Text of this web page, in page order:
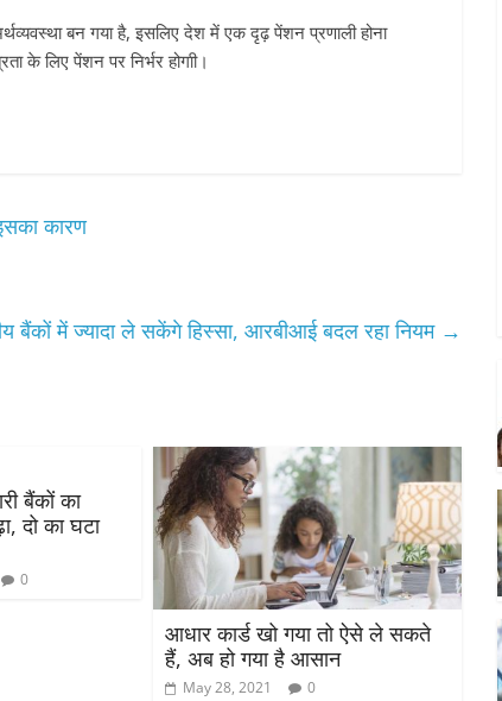
बन गया है, इसलिए देश में एक दृढ़ पेंशन प्रणाली होना
के लिए पेंशन पर निर्भर होगाी।
कारण
बैंकों में ज्यादा ले सकेंगे हिस्सा, आरबीआई बदल रहा नियम →
बैंकों का
दो का घटा
0
आधार कार्ड खो गया तो ऐसे ले सकते
हैं, अब हो गया है आसान
May 28, 2021 0